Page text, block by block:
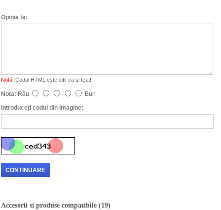
Opinia ta:
Notă: Codul HTML este citit ca şi text!
Nota: Rău
Bun
Introduceţi codul din imagine:
CONTINUARE
Accesorii si produse compatibile (19)